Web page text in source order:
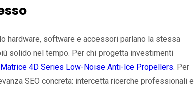
hardware, software e accessori parlano la stessa
solido nel tempo. Per chi progetta investimenti
4D Series Low-Noise Anti-lce Propellers. Per
SEO concreta: intercetta ricerche professionali e